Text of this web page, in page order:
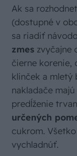
Ak sa
(dostupné v
sa riadiť
zmes zvyčajne
čierne korenie,
klinček a
nakladače
predĺženie
určených
cukrom.
vychladnúť.